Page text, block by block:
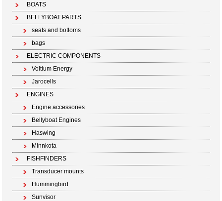
BOATS
BELLYBOAT PARTS
seats and bottoms
bags
ELECTRIC COMPONENTS
Voltium Energy
Jarocells
ENGINES
Engine accessories
Bellyboat Engines
Haswing
Minnkota
FISHFINDERS
Transducer mounts
Hummingbird
Sunvisor